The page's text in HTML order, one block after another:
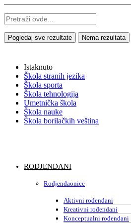
Pogledaj sve rezultate Nema rezultata
Istaknuto
Škola stranih jezika
Škola sporta
Škola tehnologija
Umetnička škola
Škola nauke
Škola borilačkih veština
RODJENDANI
Rodjendaonice
Aktivni rođendani
Kreativni rođendani
Konceptualni rođendani